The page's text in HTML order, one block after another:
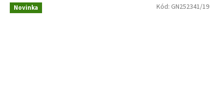
Novinka Kód: GN252341/19